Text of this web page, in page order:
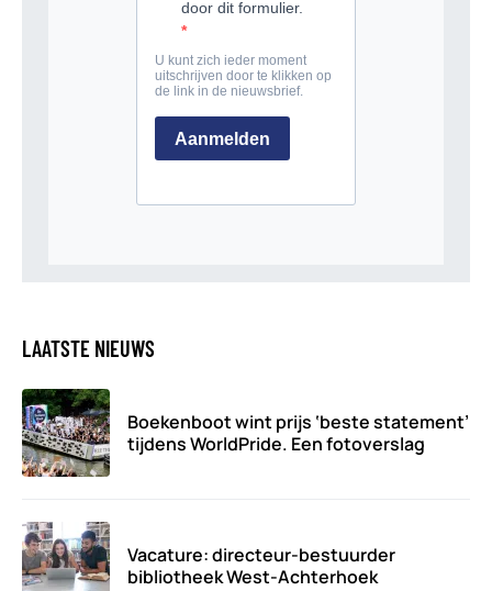
LAATSTE NIEUWS
Boekenboot wint prijs ‘beste statement’
tijdens WorldPride. Een fotoverslag
Vacature: directeur-bestuurder
bibliotheek West-Achterhoek